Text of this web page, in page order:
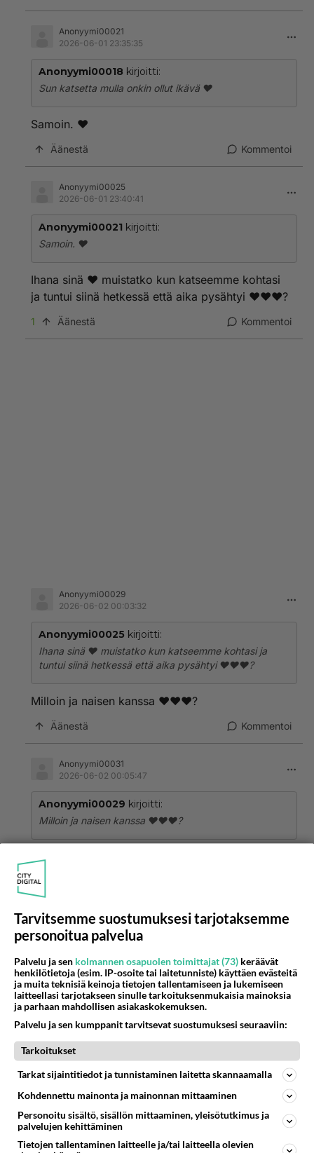
Anonyymi00021
2026-06-01 23:35:35
Anonyymi00018 kirjoitti:
Sun katsetta mulla onkin ollut ikävä ❤️
Samoin. ❤️
Äänestä Kommentoi
Anonyymi00025
2026-06-01 23:40:41
Anonyymi00021 kirjoitti:
Samoin. ❤️
Ihana sinä ❤️ muistatko kun katseemme kohtasi
ja tuntui siinä hetkessä että aika pysähtyi ❤️❤️❤️?
1 Äänestä Kommentoi
Anonyymi00029
2026-06-02 00:03:32
Anonyymi00025 kirjoitti:
Ihana sinä ❤️ muistatko kun katseemme kohtasi ja
tuntui siinä hetkessä että aika pysähtyi ❤️❤️❤️?
Milloin ja naisen kanssa ❤️❤️❤️?
Äänestä Kommentoi
Anonyymi00031
2026-06-02 00:05:47
Anonyymi00029 kirjoitti:
Milloin ja naisen kanssa ❤️❤️❤️?
Tämän vuoden puolella ja kyllä naisen ❤️❤️❤️❤️❤️
❤️
Anonyymi00040
Kunpa olisit mun kainalossa ja koskettaisin sua....
🔥🔥🔥😋😋❤️
Äänestä
Anonyymi00042
2026-06-02 01:00:01
pelkästä ajatuksesta ❤️❤️🔥🔥🫦
Äänestä Kommentoi
Tarvitsemme suostumuksesi tarjotaksemme
personoitua palvelua
Palvelu ja sen kolmannen osapuolen toimittajat (73) keräävät
henkilötietoja (esim. IP-osoite tai laitetunniste) käyttäen evästeitä
ja muita teknisiä keinoja tietojen tallentamiseen ja lukemiseen
laitteellasi tarjotakseen sinulle tarkoituksenmukaisia mainoksia
ja parhaan mahdollisen asiakaskokemuksen.
Palvelu ja sen kumppanit tarvitsevat suostumuksesi seuraaviin:
Tarkoitukset
Tarkat sijaintitiedot ja tunnistaminen laitetta skannaamalla
Kohdennettu mainonta ja mainonnan mittaaminen
Personoitu sisältö, sisällön mittaaminen, yleisötutkimus ja
palvelujen kehittäminen
Tietojen tallentaminen laitteelle ja/tai laitteella olevien